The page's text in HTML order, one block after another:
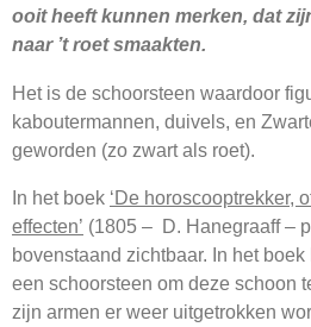
ooit heeft kunnen merken, dat
naar ’t roet smaakten.
Het is de schoorsteen waardoor
kaboutermannen, duivels, en
geworden (zo zwart als roet).
In het boek ‘De horoscooptrekker,
effecten’ (1805 – D. Hanegraaff –
bovenstaand zichtbaar. In het
een schoorsteen om deze schoon
zijn armen er weer uitgetrokken